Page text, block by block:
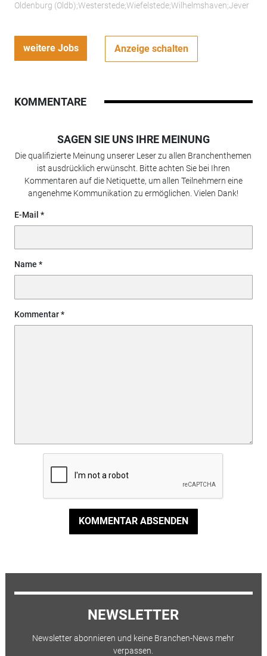
Oldenburg (Oldb);Westerstede;Wiefelstede;Wilhelmshaven;Jever
weitere Jobs Anzeige schalten
KOMMENTARE
SAGEN SIE UNS IHRE MEINUNG
Die qualifizierte Meinung unserer Leser zu allen Branchenthemen
ist ausdrücklich erwünscht. Bitte achten Sie bei Ihren
Kommentaren auf die Netiquette, um allen Teilnehmern eine
angenehme Kommunikation zu ermöglichen. Vielen Dank!
E-Mail
Name
Kommentar
KOMMENTAR ABSENDEN
NEWSLETTER
Newsletter abonnieren und keine Branchen-News mehr
verpassen.